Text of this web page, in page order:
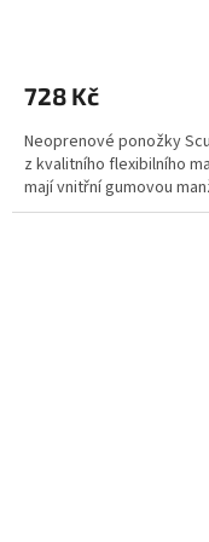
728 Kč
Neoprenové ponožky
z kvalitního flexibilního
mají vnitřní gumovou